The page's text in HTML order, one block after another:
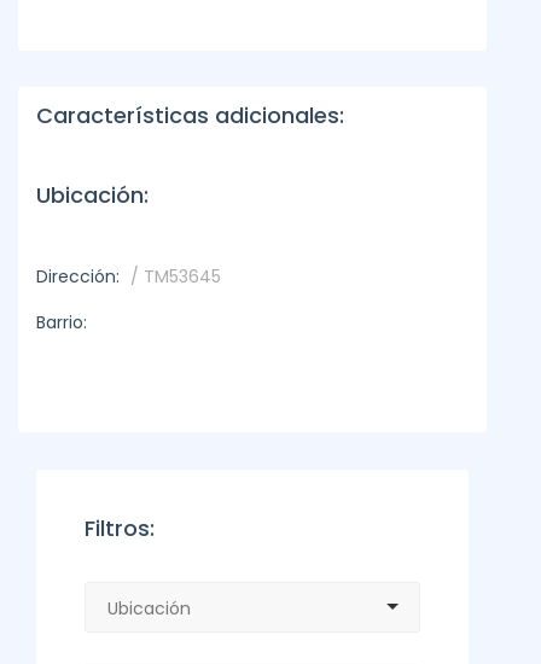
Características adicionales:
Ubicación:
Dirección: / TM53645
Barrio:
Filtros: